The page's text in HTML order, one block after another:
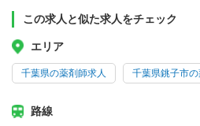
この求人と似た求人をチェック
エリア
千葉県の薬剤師求人 千葉県銚子市
路線